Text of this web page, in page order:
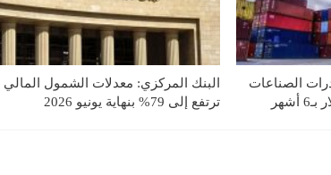
الصناعات
البنك المركزي: معدلات الشمول المالي
ترتفع إلى 79% بنهاية يونيو 2026